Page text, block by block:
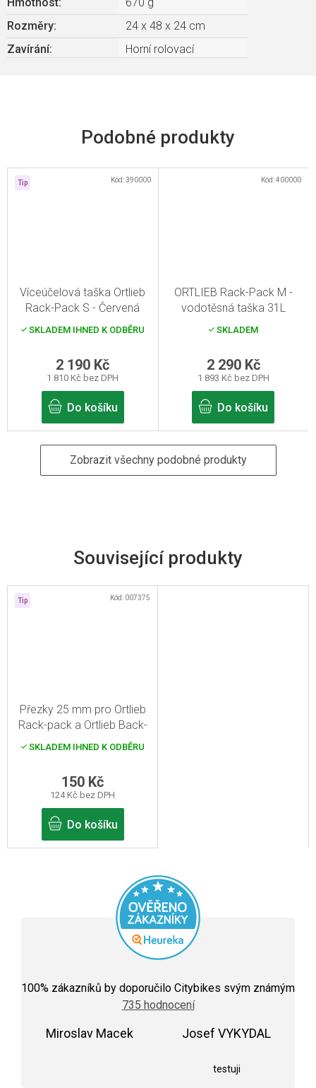
Související produkty
Tip
Přezky 25 mm pro Ortlieb
Rack-pack a Ortlieb Back-
Roller
SKLADEM IHNED K ODBĚRU
124 Kč bez DPH
150 Kč
Do košíku
Kód: 007375
Rozměry:
24 x 48 x 24 cm
Zavírání: Horní rolovací
Tip
Víceúčelová taška Ortlieb
Rack-Pack S - Červená
SKLADEM IHNED K ODBĚRU
1 810 Kč bez DPH
2 190 Kč
Do košíku
Kód:390000
ORTLIEB Rack-Pack M -
vodotěsná taška 31L
SKLADEM
1 893 Kč bez DPH
2 290 Kč
Do košíku
Kód:400000
Zobrazit všechny podobné produkty
hodnocení
obchodu
je
100% zákazníků by doporučilo Citybikes svým známým
735 hodnocení
Miroslav Macek Josef VYKYDAL
testuji